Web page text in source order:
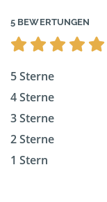
5 BEWERTUNGEN
5 Sterne
4 Sterne
3 Sterne
2 Sterne
1 Stern